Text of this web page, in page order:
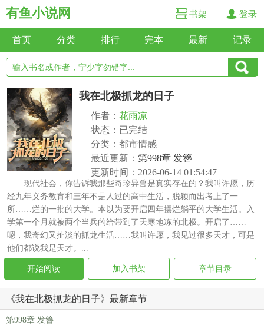
有鱼小说网 书架 登录
首页 分类 排行 完本 最新 记录
我在北极抓龙的日子
作者： 花雨凉
状态：已完结
分类：都市情感
最近更新： 第998章 发簪
更新时间：2026-06-14 01:54:47
现代社会，你告诉我那些奇珍异兽是真实存在的？我叫许愿，历
经九年义务教育和三年不是人过的高中生活，脱颖而出考上了一
所……烂的一批的大学。本以为要开启四年摆烂躺平的大学生活。入
学第一个月就被两个当兵的给带到了天寒地冻的北极。开启了……
嗯，我奇幻又扯淡的抓龙生活……我叫许愿，我见过很多天才，可是
他们都说我是天才。...
开始阅读 加入书架 章节目录
《我在北极抓龙的日子》最新章节
第998章 发簪